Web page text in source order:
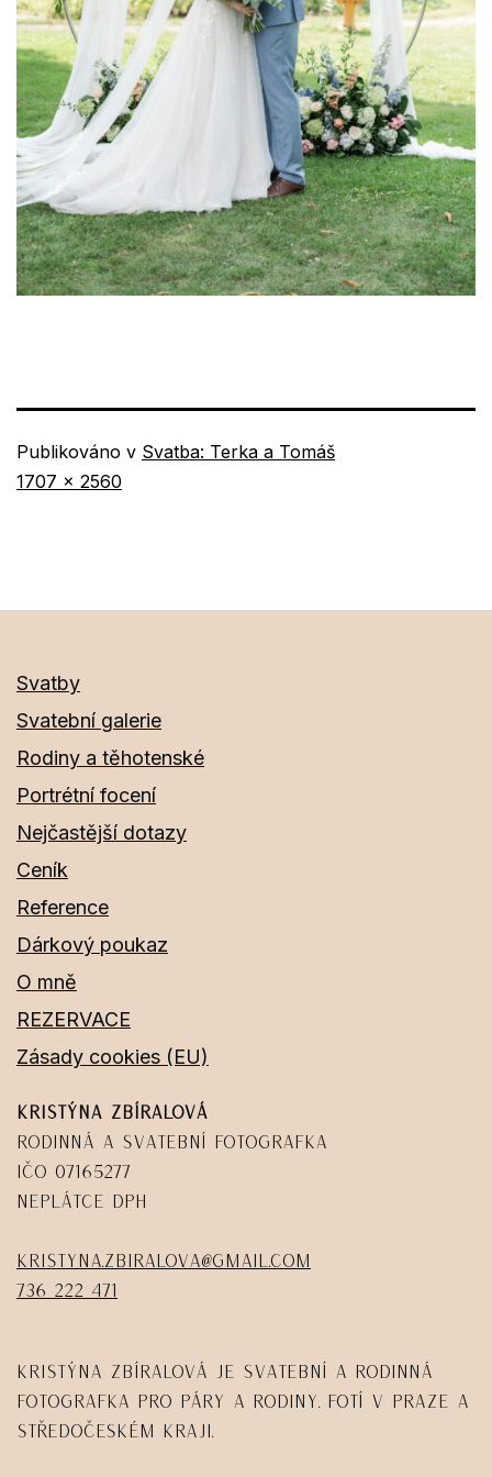
Publikováno v Svatba: Terka a Tomáš
Původní
1707 × 2560
Svatby
Svatební galerie
Rodiny a těhotenské
Portrétní focení
Nejčastější dotazy
Ceník
Reference
Dárkový poukaz
O mně
REZERVACE
Zásady cookies (EU)
Kristýna Zbíralová
Rodinná a svatební fotografka
IČO 07165277
Neplátce DPH
kristyna.zbiralova@gmail.com
736 222 471
Kristýna Zbíralová je svatební a rodinná
fotografka pro páry a rodiny. Fotí v Praze a
Středočeském kraji.